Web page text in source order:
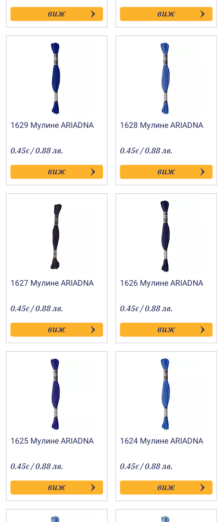
виж виж
1629 Мулине АRIADNA
0.45€ / 0.88 лв.
виж
1628 Мулине АRIADNA
0.45€ / 0.88 лв.
виж
1627 Мулине АRIADNA
0.45€ / 0.88 лв.
виж
1626 Мулине АRIADNA
0.45€ / 0.88 лв.
виж
1625 Мулине АRIADNA
0.45€ / 0.88 лв.
виж
1624 Мулине АRIADNA
0.45€ / 0.88 лв.
виж